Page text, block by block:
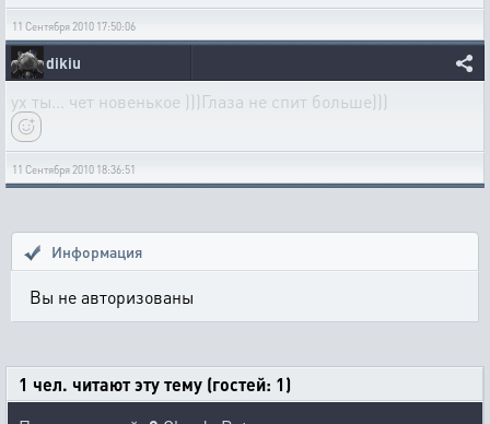
11 Сентября 2010 17:50:06
dikiu
ух ты... чет новенькое )))Глаза не спит больше)))
11 Сентября 2010 18:36:51
Информация
Вы не авторизованы
1 чел. читают эту тему (гостей: 1)